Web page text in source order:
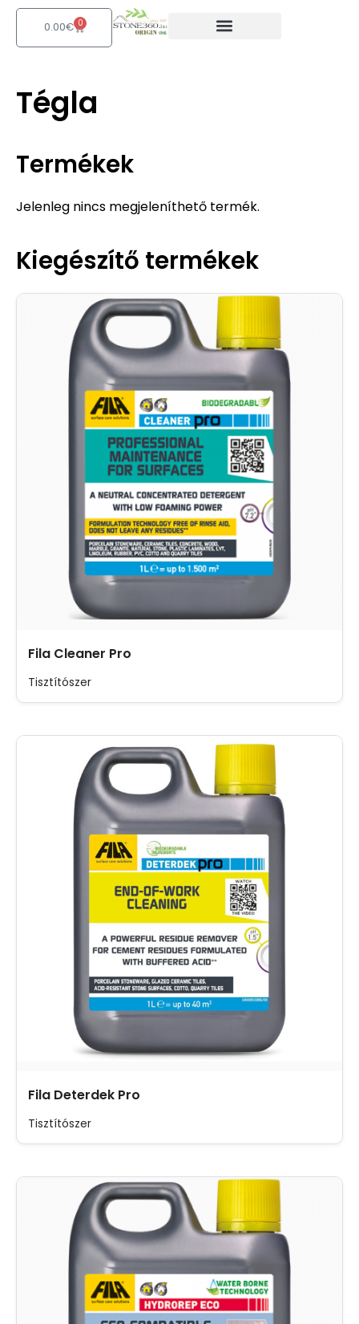
Skip
content
0.00€ 0
Kosár
Tégla
Termékek
Jelenleg nincs megjeleníthető termék.
Kiegészítő termékek
Fila Cleaner Pro
Tisztítószer
Fila Deterdek Pro
Tisztítószer